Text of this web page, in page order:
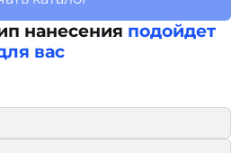
нанесения подойдет
вас